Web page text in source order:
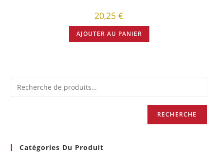
20,25 €
AJOUTER AU PANIER
RECHERCHE
Catégories Du Produit